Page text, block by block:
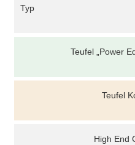
Typ
Teufel „Power
Teufel
High End